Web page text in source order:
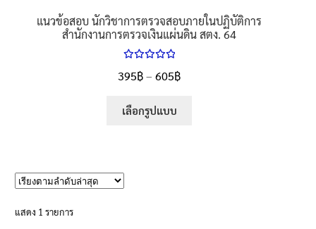
แนวข้อสอบ นักวิชาการตรวจสอบภายในปฏิบัติการ
สำนักงานการตรวจเงินแผ่นดิน สตง. 64
5.00
ตั้งแต่
395฿– 605฿Price
เลือกรูปแบบ
แสดง 1 รายการ